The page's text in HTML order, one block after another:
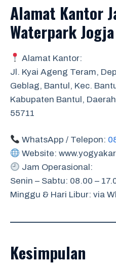
Alamat Kantor
Waterpark Jogja
Alamat Kantor:
Jl. Kyai Ageng Teram,
Geblag, Bantul, Kec.
Kabupaten Bantul,
55711
WhatsApp / Telepon:
Website:
Jam Operasional:
Senin – Sabtu: 08.00 –
Minggu & Hari Libur: via
Kesimpulan